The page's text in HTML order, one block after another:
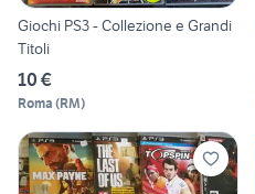
Giochi PS3 - Collezione e Grandi
Titoli
10 €
Roma (RM)